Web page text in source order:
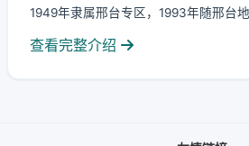
1949年隶属邢台专区，1993年随邢台
查看完整介绍